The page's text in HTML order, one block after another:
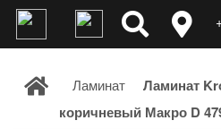
Ламинат
Ламинат
коричневый Макро D